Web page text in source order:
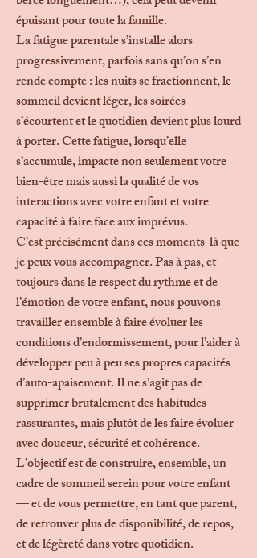
épuisant pour toute la famille.
La fatigue parentale s’installe alors
progressivement, parfois sans qu’on s’en
rende compte : les nuits se fractionnent, le
sommeil devient léger, les soirées
s’écourtent et le quotidien devient plus lourd
à porter. Cette fatigue, lorsqu’elle
s’accumule, impacte non seulement votre
bien-être mais aussi la qualité de vos
interactions avec votre enfant et votre
capacité à faire face aux imprévus.
C’est précisément dans ces moments-là que
je peux vous accompagner. Pas à pas, et
toujours dans le respect du rythme et de
l’émotion de votre enfant, nous pouvons
travailler ensemble à faire évoluer les
conditions d’endormissement, pour l’aider à
développer peu à peu ses propres capacités
d’auto-apaisement. Il ne s’agit pas de
supprimer brutalement des habitudes
rassurantes, mais plutôt de les faire évoluer
avec douceur, sécurité et cohérence.
L’objectif est de construire, ensemble, un
cadre de sommeil serein pour votre enfant
— et de vous permettre, en tant que parent,
de retrouver plus de disponibilité, de repos,
et de légèreté dans votre quotidien.